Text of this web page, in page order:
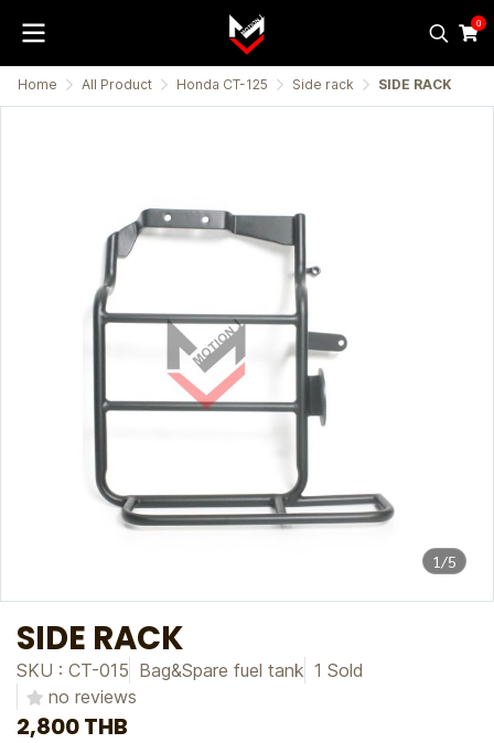
0
Home All Product Honda CT-125 Side rack SIDE RACK
1/5
SIDE RACK
SKU : CT-015 Bag&Spare fuel tank 1 Sold
no reviews
2,800 THB